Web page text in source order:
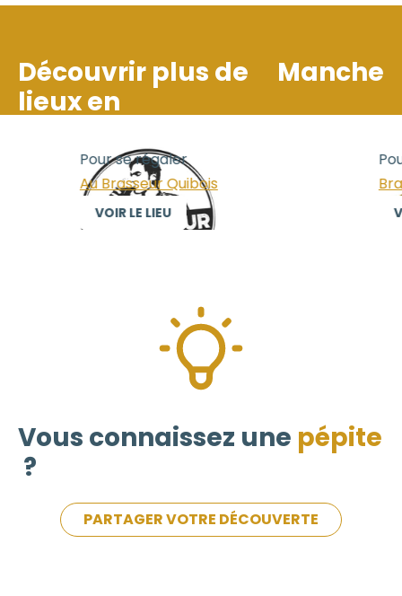
Découvrir plus de
lieux en
Manche
Pour se régaler
Au Brasseur Quibois
VOIR LE LIEU
Vous connaissez une pépite
?
PARTAGER VOTRE DÉCOUVERTE